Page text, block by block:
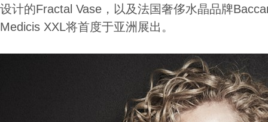
设计的Fractal Vase，以及法国奢侈水晶品牌
Medicis XXL将首度于亚洲展出。